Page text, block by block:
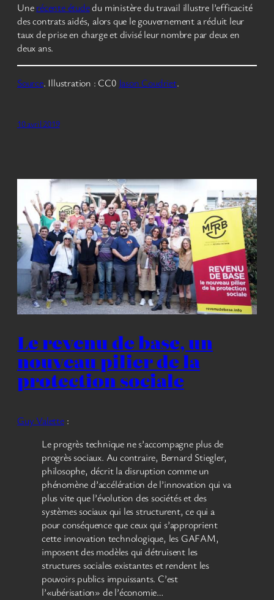
Unerécente étudedu ministère du travail illustre l’efficacité
des contrats aidés, alors que le gouvernement a réduit leur
taux de prise en charge et divisé leur nombre par deux en
deux ans.
Source. Illustration : CC0 Jason Coudriet.
10 avril 2019
Le revenu de base, un
nouveau pilier de la
protection sociale
Guy Valette:
Le progrès technique ne s’accompagne plus de
progrès sociaux. Au contraire, Bernard Stiegler,
philosophe, décrit la disruption comme un
phénomène d’accélération de l’innovation qui va
plus vite que l’évolution des sociétés et des
systèmes sociaux qui les structurent, ce qui a
pour conséquence que ceux qui s’approprient
cette innovation technologique, les GAFAM,
imposent des modèles qui détruisent les
structures sociales existantes et rendent les
pouvoirs publics impuissants. C’est
l’«ubérisation» de l’économie…